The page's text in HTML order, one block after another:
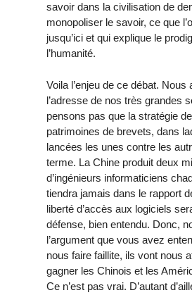
savoir dans la civilisation de
monopoliser le savoir, ce que
jusqu’ici et qui explique le
l’humanité.
Voila l’enjeu de ce débat.
l’adresse de nos très grandes
pensons pas que la stratégie
patrimoines de brevets, dans
lancées les unes contre les
terme. La Chine produit deux
d’ingénieurs informaticiens
tiendra jamais dans le rapport
liberté d’accès aux logiciels
défense, bien entendu. Donc,
l’argument que vous avez
nous faire faillite, ils vont nous
gagner les Chinois et les
Ce n’est pas vrai. D’autant